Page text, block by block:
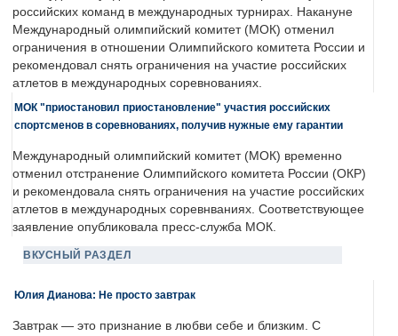
российских команд в международных турнирах. Накануне
Международный олимпийский комитет (МОК) отменил
ограничения в отношении Олимпийского комитета России и
рекомендовал снять ограничения на участие российских
атлетов в международных соревнованиях.
МОК "приостановил приостановление" участия российских
спортсменов в соревнованиях, получив нужные ему гарантии
Международный олимпийский комитет (МОК) временно
отменил отстранение Олимпийского комитета России (ОКР)
и рекомендовала снять ограничения на участие российских
атлетов в международных соревнваниях. Соответствующее
заявление опубликовала пресс-служба МОК.
ВКУСНЫЙ РАЗДЕЛ
Юлия Дианова: Не просто завтрак
Завтрак — это признание в любви себе и близким. С